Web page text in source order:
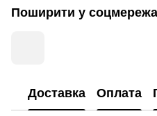
Поширити у
Доставка Оплата